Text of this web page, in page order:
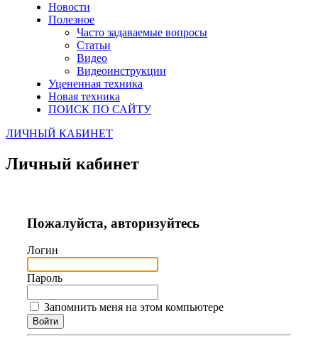
Новости
Полезное
Часто задаваемые вопросы
Статьи
Видео
Видеоинструкции
Уцененная техника
Новая техника
ПОИСК ПО САЙТУ
ЛИЧНЫЙ КАБИНЕТ
Личный кабинет
Пожалуйста, авторизуйтесь
Логин
Пароль
Запомнить меня на этом компьютере